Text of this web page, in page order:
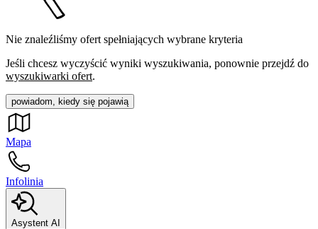
Nie znaleźliśmy ofert spełniających wybrane kryteria
Jeśli chcesz wyczyścić wyniki wyszukiwania, ponownie przejdź do
wyszukiwarki ofert.
powiadom, kiedy się pojawią
Mapa
Infolinia
Asystent AI